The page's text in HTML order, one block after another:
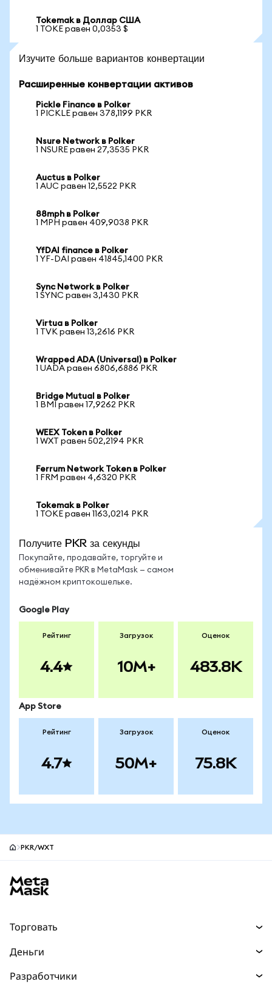
Tokemak в Доллар США
1 TOKE равен 0,0353 $
Изучите больше вариантов конвертации
Расширенные конвертации активов
Pickle Finance в Polker
1 PICKLE равен 378,1199 PKR
Nsure Network в Polker
1 NSURE равен 27,3535 PKR
Auctus в Polker
1 AUC равен 12,5522 PKR
88mph в Polker
1 MPH равен 409,9038 PKR
YfDAI finance в Polker
1 YF-DAI равен 41845,1400 PKR
Sync Network в Polker
1 SYNC равен 3,1430 PKR
Virtua в Polker
1 TVK равен 13,2616 PKR
Wrapped ADA (Universal) в Polker
1 UADA равен 6806,6886 PKR
Bridge Mutual в Polker
1 BMI равен 17,9262 PKR
WEEX Token в Polker
1 WXT равен 502,2194 PKR
Ferrum Network Token в Polker
1 FRM равен 4,6320 PKR
Tokemak в Polker
1 TOKE равен 1163,0214 PKR
Получите PKR за секунды
Покупайте, продавайте, торгуйте и
обменивайте PKR в MetaMask — самом
надёжном криптокошельке.
Google Play
Рейтинг
4.4
Загрузок
10M+
Оценок
483.8K
App Store
Рейтинг
4.7
Загрузок
50M+
Оценок
75.8K
PKR/WXT
Торговать
Прогнозы
Деньги
Разработчики